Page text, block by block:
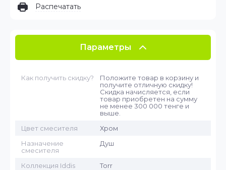
Распечатать
Параметры
Как получить скидку?
Положите товар в корзину и
получите отличную скидку!
Скидка начисляется, если
товар приобретен на сумму
не менее 300 000 тенге и
выше.
Цвет смесителя
Хром
Назначение
смесителя
Душ
Коллекция Iddis
Torr